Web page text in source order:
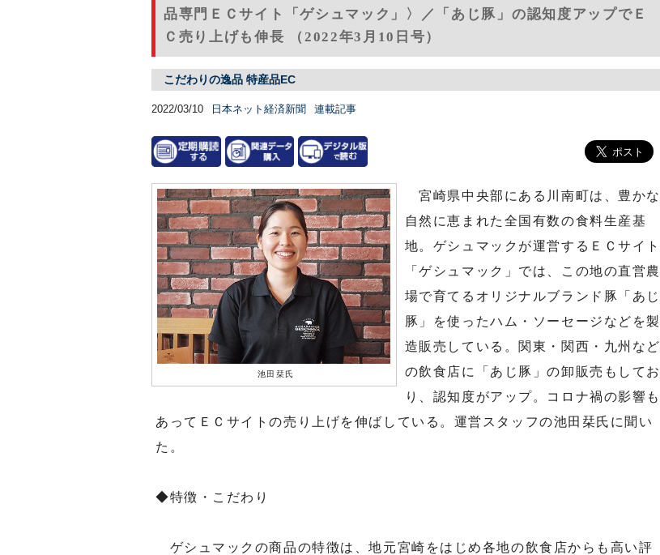
品専門ＥＣサイト「ゲシュマック」〉／「あじ豚」の認知度アップでＥ
Ｃ売り上げも伸長 （2022年3月10日号）
こだわりの逸品 特産品EC
2022/03/10 日本ネット経済新聞 連載記事
池田栞氏
宮崎県中央部にある川南町は、豊かな
自然に恵まれた全国有数の食料生産基
地。ゲシュマックが運営するＥＣサイト
「ゲシュマック」では、この地の直営農
場で育てるオリジナルブランド豚「あじ
豚」を使ったハム・ソーセージなどを製
造販売している。関東・関西・九州など
の飲食店に「あじ豚」の卸販売もしてお
り、認知度がアップ。コロナ禍の影響も
あってＥＣサイトの売り上げを伸ばしている。運営スタッフの池田栞氏に聞い
た。
◆特徴・こだわり
ゲシュマックの商品の特徴は、地元宮崎をはじめ各地の飲食店からも高い評